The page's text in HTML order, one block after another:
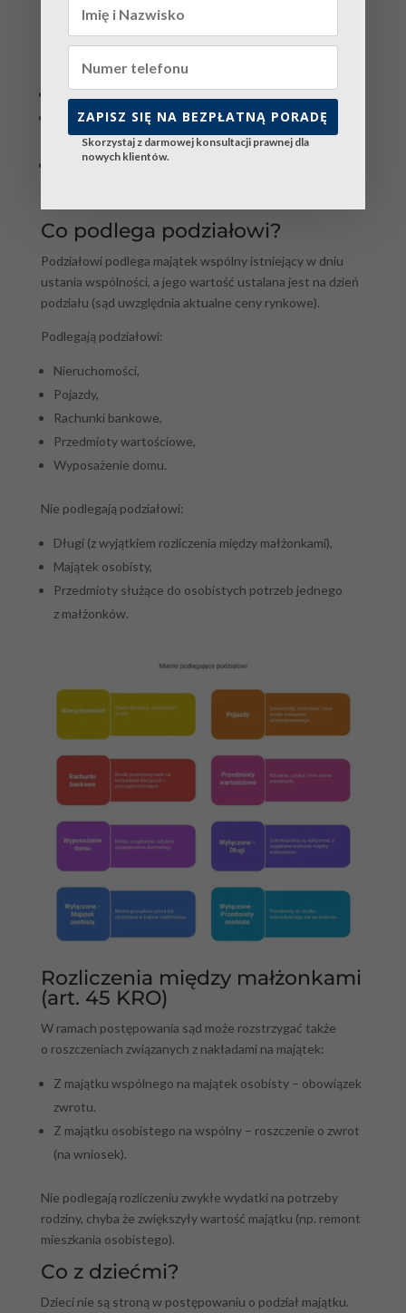
rezygnującego z pracy zarobkowej na rzecz opieki
nad rodziną.
Przykłady ważnych powodów:
Jednostronne trwonienie majątku.
Długoletnia bezczynność zawodowa mimo możliwości
pracy.
Rażące naruszenie obowiązków małżeńskich
Co podlega podziałowi?
Podziałowi podlega majątek wspólny istniejący w dniu
ustania wspólności, a jego wartość ustalana jest na dzień
podziału (sąd uwzględnia aktualne ceny rynkowe).
Podlegają podziałowi:
Nieruchomości,
Pojazdy,
Rachunki bankowe,
Przedmioty wartościowe,
Wyposażenie domu.
Nie podlegają podziałowi:
Długi (z wyjątkiem rozliczenia między małżonkami),
Majątek osobisty,
Przedmioty służące do osobistych potrzeb jednego
z małżonków.
Rozliczenia między małżonkami
(art. 45 KRO)
W ramach postępowania sąd może rozstrzygać także
o roszczeniach związanych z nakładami na majątek:
Z majątku wspólnego na majątek osobisty – obowiązek
zwrotu.
Z majątku osobistego na wspólny – roszczenie o zwrot
(na wniosek).
Nie podlegają rozliczeniu zwykłe wydatki na potrzeby
rodziny, chyba że zwiększyły wartość majątku (np. remont
mieszkania osobistego).
Co z dziećmi?
Dzieci nie są stroną w postępowaniu o podział majątku.
ZAPISZ SIĘ NA BEZPŁATNĄ PORADĘ
Skorzystaj z darmowej konsultacji prawnej dla
nowych klientów.